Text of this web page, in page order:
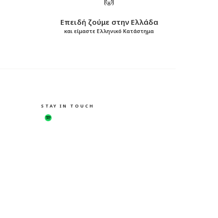
Επειδή ζούμε στην Ελλάδα
και είμαστε Ελληνικό Κατάστημα
STAY IN TOUCH